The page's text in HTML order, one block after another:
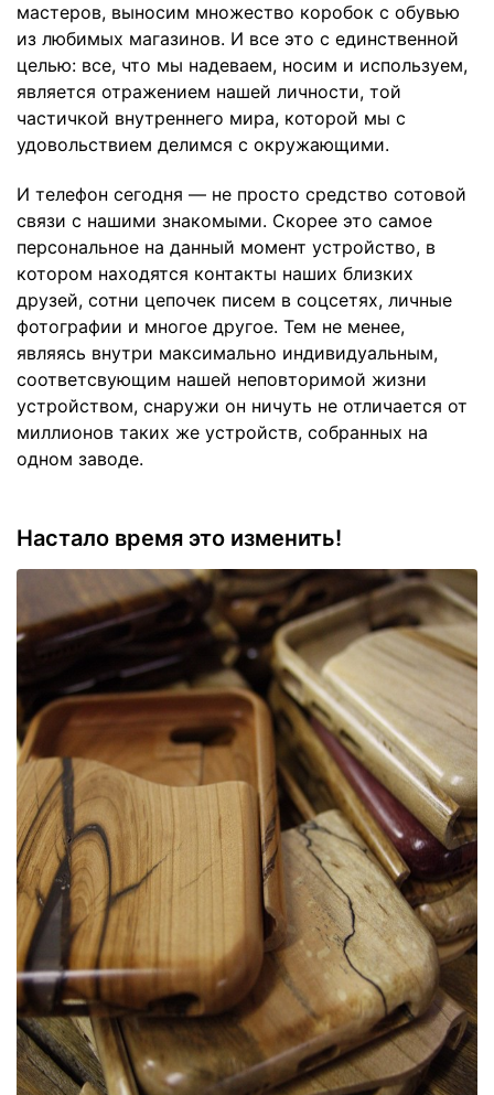
мастеров, выносим множество коробок с обувью
из любимых магазинов. И все это с единственной
целью: все, что мы надеваем, носим и используем,
является отражением нашей личности, той
частичкой внутреннего мира, которой мы с
удовольствием делимся с окружающими.
И телефон сегодня — не просто средство сотовой
связи с нашими знакомыми. Скорее это самое
персональное на данный момент устройство, в
котором находятся контакты наших близких
друзей, сотни цепочек писем в соцсетях, личные
фотографии и многое другое. Тем не менее,
являясь внутри максимально индивидуальным,
соответсвующим нашей неповторимой жизни
устройством, снаружи он ничуть не отличается от
миллионов таких же устройств, собранных на
одном заводе.
Настало время это изменить!